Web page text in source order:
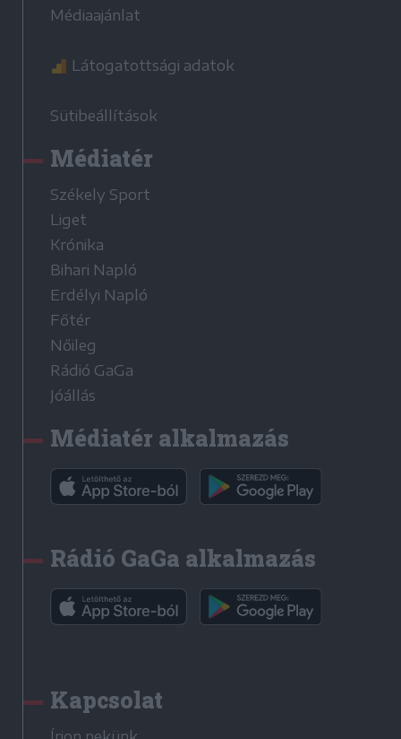
Médiaajánlat
Látogatottsági adatok
Sütibeállítások
Médiatér
Székely Sport
Liget
Krónika
Bihari Napló
Erdélyi Napló
Főtér
Nőileg
Rádió GaGa
Jóállás
Médiatér alkalmazás
Rádió GaGa alkalmazás
Kapcsolat